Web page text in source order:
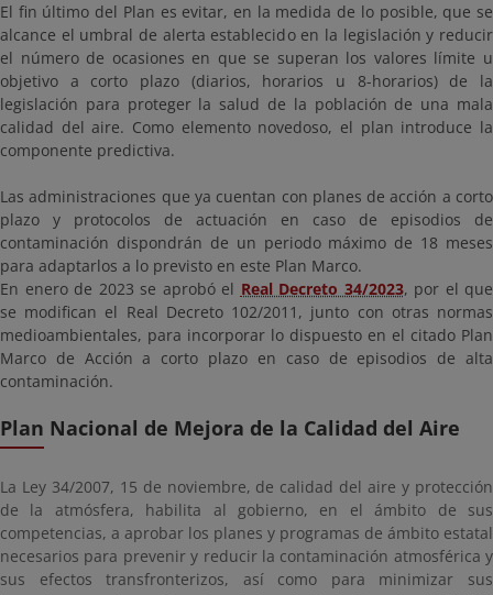
El fin último del Plan es evitar, en la medida de lo posible, que se
alcance el umbral de alerta establecido en la legislación y reducir
el número de ocasiones en que se superan los valores límite u
objetivo a corto plazo (diarios, horarios u 8-horarios) de la
legislación para proteger la salud de la población de una mala
calidad del aire. Como elemento novedoso, el plan introduce la
componente predictiva.
Las administraciones que ya cuentan con planes de acción a corto
plazo y protocolos de actuación en caso de episodios de
contaminación dispondrán de un periodo máximo de 18 meses
para adaptarlos a lo previsto en este Plan Marco.
En enero de 2023 se aprobó el Real Decreto 34/2023, por el que
se modifican el Real Decreto 102/2011, junto con otras normas
medioambientales, para incorporar lo dispuesto en el citado Plan
Marco de Acción a corto plazo en caso de episodios de alta
contaminación.
Plan Nacional de Mejora de la Calidad del Aire
La Ley 34/2007, 15 de noviembre, de calidad del aire y protección
de la atmósfera, habilita al gobierno, en el ámbito de sus
competencias, a aprobar los planes y programas de ámbito estatal
necesarios para prevenir y reducir la contaminación atmosférica y
sus efectos transfronterizos, así como para minimizar sus